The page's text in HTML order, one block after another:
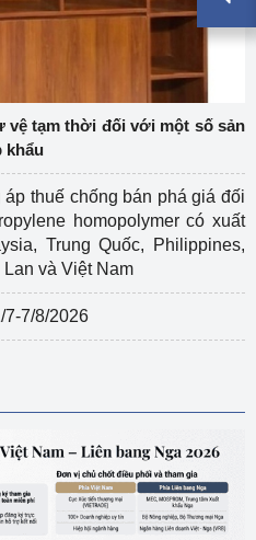
vệ tạm thời đối với một số sản
khẩu
áp thuế chống bán phá giá đối
homopolymer có xuất
Trung Quốc, Philippines,
và Việt Nam
7/8/2026